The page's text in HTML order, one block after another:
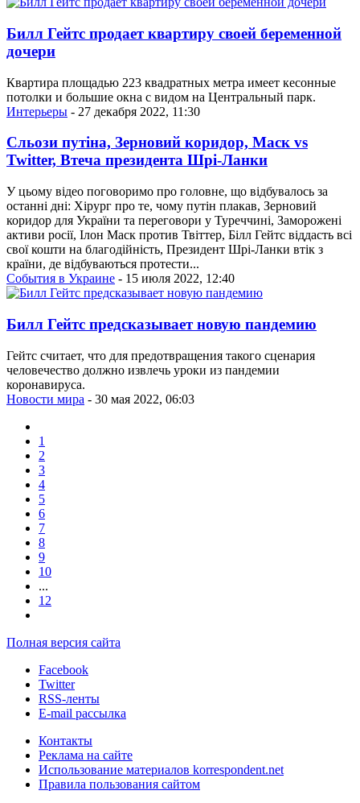
Билл Гейтс продает квартиру своей беременной
дочери
Квартира площадью 223 квадратных метра имеет кесонные
потолки и большие окна с видом на Центральный парк.
Интерьеры - 27 декабря 2022, 11:30
Сльози путіна, Зерновий коридор, Маск vs
Twitter, Втеча президента Шрі-Ланки
У цьому відео поговоримо про головне, що відбувалось за
останні дні: Хірург про те, чому путін плакав, Зерновий
коридор для України та переговори у Туреччині, Заморожені
активи росії, Ілон Маск против Твіттер, Білл Гейтс віддасть всі
свої кошти на благодійність, Президент Шрі-Ланки втік з
країни, де відбуваються протести...
События в Украине - 15 июля 2022, 12:40
Билл Гейтс предсказывает новую пандемию
Гейтс считает, что для предотвращения такого сценария
человечество должно извлечь уроки из пандемии
коронавируса.
Новости мира - 30 мая 2022, 06:03
1
2
3
4
5
6
7
8
9
10
...
12
Полная версия сайта
Facebook
Twitter
RSS-ленты
E-mail рассылка
Контакты
Реклама на сайте
Использование материалов korrespondent.net
Правила пользования сайтом